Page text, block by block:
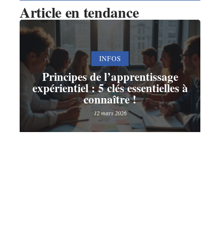
Article en tendance
INFOS
Principes de l’apprentissage
expérientiel : 5 clés essentielles à
connaître !
12 mars 2026